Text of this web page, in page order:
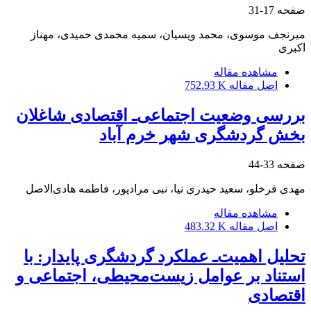
صفحه 17-31
میر‌نجف موسوی، محمد ویسیان، سمیه محمدی‏ حمیدی، مهناز
اکبری
مشاهده مقاله
اصل مقاله 752.93 K
بررسی وضعیت اجتماعی‌ـ اقتصادی شاغلان
بخش گردشگری شهر خرم‏ آباد
صفحه 33-44
مهدی قرخلو‌، سعید حیدری نیا، نبی مرادپور، فاطمه هادی‌الاصل
مشاهده مقاله
اصل مقاله 483.32 K
تحلیل اهمیت‌ـ عملکرد گردشگری پایدار: با
استناد بر عوامل زیست‌محیطی، اجتماعی و
اقتصادی